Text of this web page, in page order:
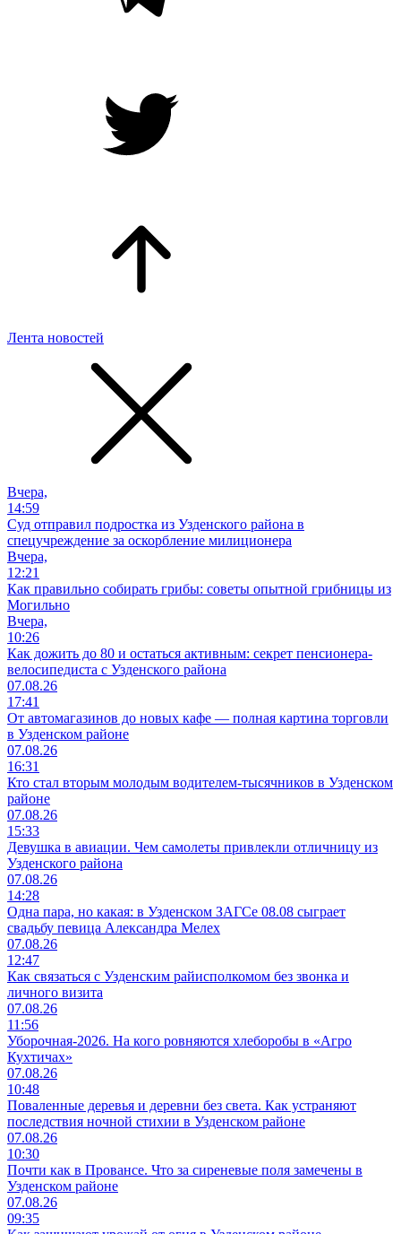
Лента новостей
Вчера,
14:59
Суд отправил подростка из Узденского района в
спецучреждение за оскорбление милиционера
Вчера,
12:21
Как правильно собирать грибы: советы опытной грибницы из
Могильно
Вчера,
10:26
Как дожить до 80 и остаться активным: секрет пенсионера-
велосипедиста с Узденского района
07.08.26
17:41
От автомагазинов до новых кафе — полная картина торговли
в Узденском районе
07.08.26
16:31
Кто стал вторым молодым водителем-тысячников в Узденском
районе
07.08.26
15:33
Девушка в авиации. Чем самолеты привлекли отличницу из
Узденского района
07.08.26
14:28
Одна пара, но какая: в Узденском ЗАГСе 08.08 сыграет
свадьбу певица Александра Мелех
07.08.26
12:47
Как связаться с Узденским райисполкомом без звонка и
личного визита
07.08.26
11:56
Уборочная-2026. На кого ровняются хлеборобы в «Агро
Кухтичах»
07.08.26
10:48
Поваленные деревья и деревни без света. Как устраняют
последствия ночной стихии в Узденском районе
07.08.26
10:30
Почти как в Провансе. Что за сиреневые поля замечены в
Узденском районе
07.08.26
09:35